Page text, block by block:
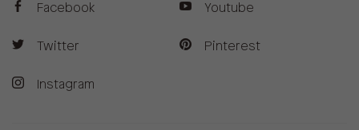
Facebook
Twitter
Instagram
Youtube
Pinterest